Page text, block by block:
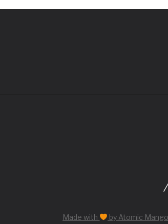
Made with by Atomic